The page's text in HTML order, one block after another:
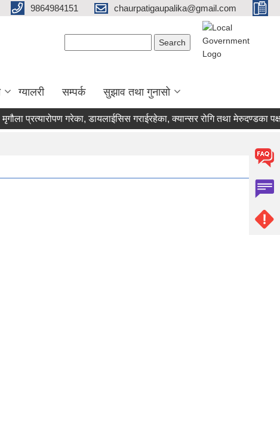
9864984151 chaurpatigaupalika@gmail.com
ग्यालरी सम्पर्क सुझाव तथा गुनासो
गरेका, डायलाईसिस गराईरहेका, क्यान्सर रोगि तथा मेरुदण्डका